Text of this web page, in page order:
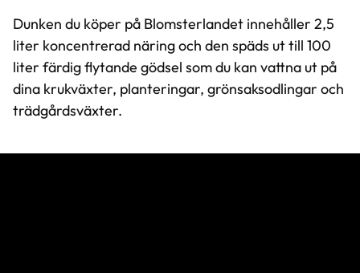
Dunken du köper på Blomsterlandet innehåller 2,5
liter koncentrerad näring och den späds ut till 100
liter färdig flytande gödsel som du kan vattna ut på
dina krukväxter, planteringar, grönsaksodlingar och
trädgårdsväxter.